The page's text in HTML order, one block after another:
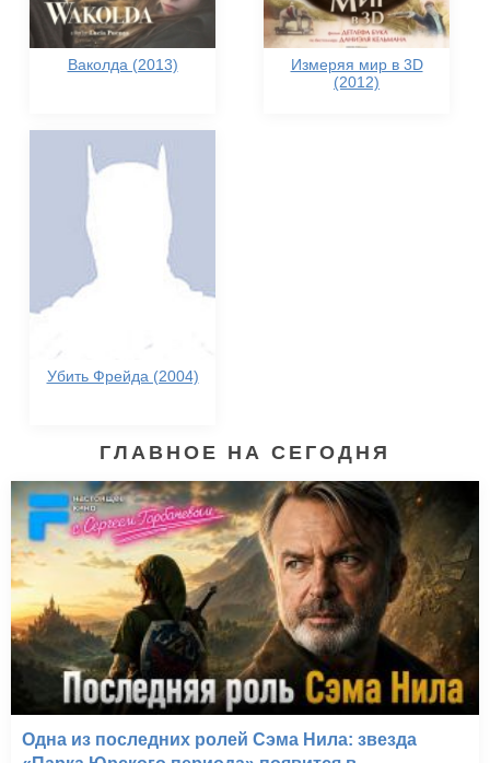
Ваколда (2013)
Измеряя мир в 3D
(2012)
Убить Фрейда (2004)
ГЛАВНОЕ НА СЕГОДНЯ
Одна из последних ролей Сэма Нила: звезда